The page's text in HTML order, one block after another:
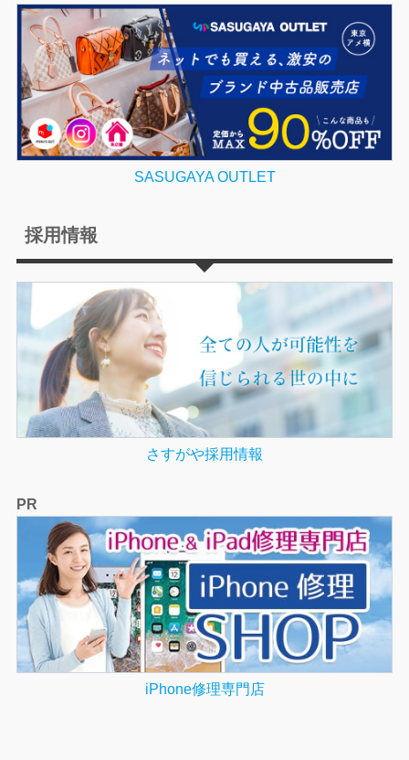
SASUGAYA OUTLET
採用情報
さすがや採用情報
PR
iPhone修理専門店